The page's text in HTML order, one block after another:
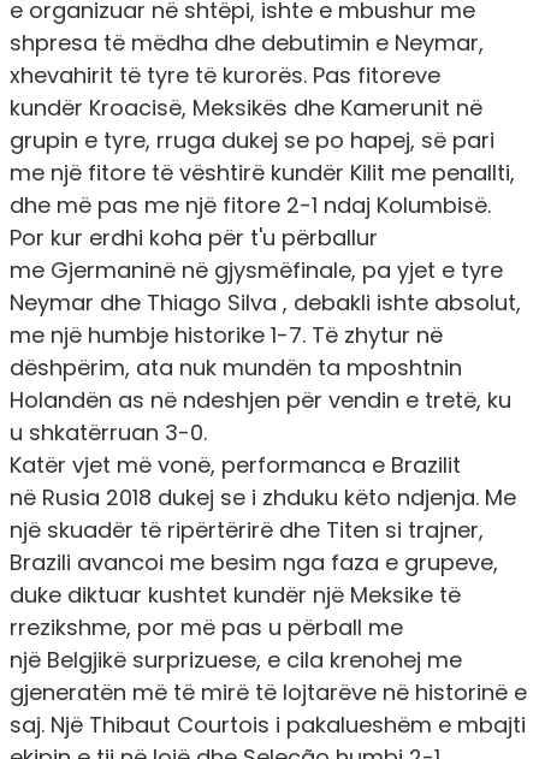
e organizuar në shtëpi, ishte e mbushur me
shpresa të mëdha dhe debutimin e Neymar,
xhevahirit të tyre të kurorës. Pas fitoreve
kundër Kroacisë, Meksikës dhe Kamerunit në
grupin e tyre, rruga dukej se po hapej, së pari
me një fitore të vështirë kundër Kilit me penallti,
dhe më pas me një fitore 2-1 ndaj Kolumbisë.
Por kur erdhi koha për t'u përballur
me Gjermaninë në gjysmëfinale, pa yjet e tyre
Neymar dhe Thiago Silva , debakli ishte absolut,
me një humbje historike 1-7. Të zhytur në
dëshpërim, ata nuk mundën ta mposhtnin
Holandën as në ndeshjen për vendin e tretë, ku
u shkatërruan 3-0.
Katër vjet më vonë, performanca e Brazilit
në Rusia 2018 dukej se i zhduku këto ndjenja. Me
një skuadër të ripërtërirë dhe Titen si trajner,
Brazili avancoi me besim nga faza e grupeve,
duke diktuar kushtet kundër një Meksike të
rrezikshme, por më pas u përball me
një Belgjikë surprizuese, e cila krenohej me
gjeneratën më të mirë të lojtarëve në historinë e
saj. Një Thibaut Courtois i pakalueshëm e mbajti